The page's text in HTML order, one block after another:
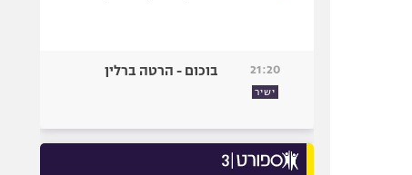
21:20
ישיר
בוכום - הרטה ברלין